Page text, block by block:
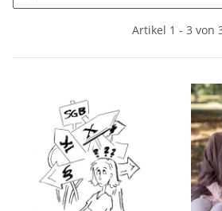
Artikel 1 - 3 von